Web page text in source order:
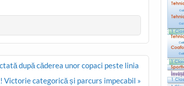
după căderea unor copaci peste linia
categorică și parcurs impecabil »